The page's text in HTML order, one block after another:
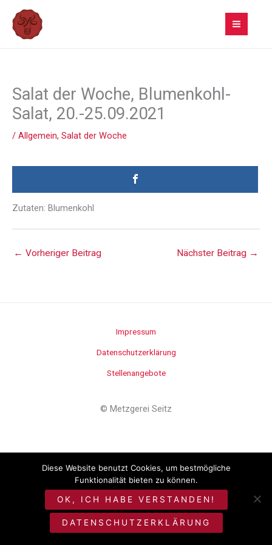
Inhalt
springen
Salat der Woche, Blumenkohl-
Salat, 20.-25.09.2021
/ Allgemein, Salat der Woche
Zutaten: Blumenkohl
← Vorheriger Beitrag Nächster Beitrag →
Impressum
Datenschutzerklärung
Stellenangebote
© Metzgerei Seitz
Diese Website benutzt Cookies, um bestmögliche
Funktionalität bieten zu können.
OK, ICH HABE VERSTANDEN!
DATENSCHUTZERKLÄRUNG